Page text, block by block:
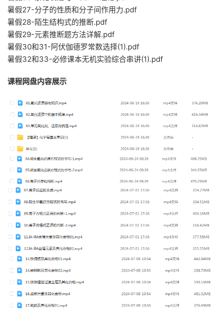
暑假27-分子的性质和分子间作用力.pdf
暑假28-陌生结构式的推断.pdf
暑假29-元素推断题方法详解.pdf
暑假30和31-阿伏伽德罗常数选择(1).pdf
暑假32和33-必修课本无机实验综合串讲(1).pdf
课程网盘内容展示